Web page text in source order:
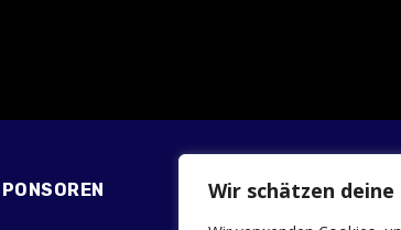
Wir schätzen
INFOS